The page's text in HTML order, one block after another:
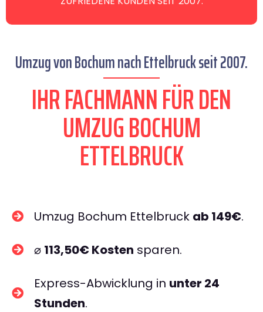
Umzug von Bochum nach Ettelbruck seit 2007.
IHR FACHMANN FÜR DEN
UMZUG BOCHUM
ETTELBRUCK
Umzug Bochum Ettelbruck ab 149€.
⌀ 113,50€ Kosten sparen.
Express-Abwicklung in unter 24
Stunden.